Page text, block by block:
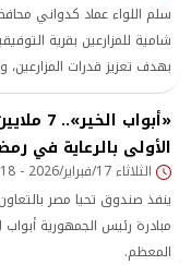
شامية للمزارعين بقرية
بهدف تعزيز قدرات
وتخفيف الأعباء المادية عن
الأساسية للتنمية
«أبواب
الأولى بالرعاية في
الثلاثاء 17/فبراير/2026 - 04:18 م
ينفذ صندوق تحيا مصر
مبادرة رئيس الجمهورية
المعظم.